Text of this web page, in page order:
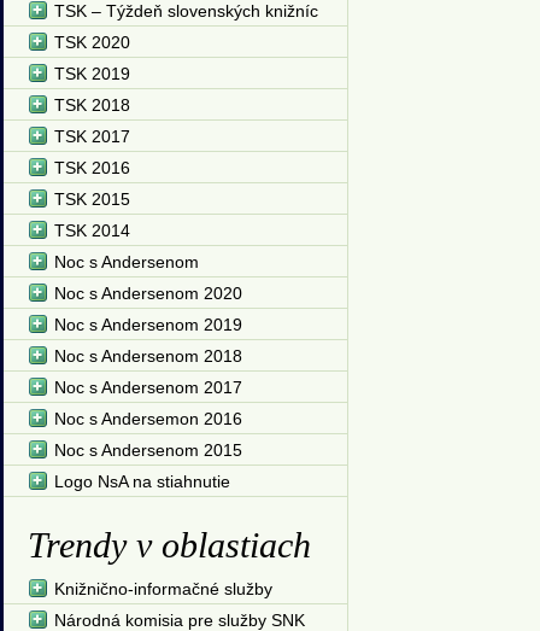
TSK – Týždeň slovenských knižníc
TSK 2020
TSK 2019
TSK 2018
TSK 2017
TSK 2016
TSK 2015
TSK 2014
Noc s Andersenom
Noc s Andersenom 2020
Noc s Andersenom 2019
Noc s Andersenom 2018
Noc s Andersenom 2017
Noc s Andersemon 2016
Noc s Andersenom 2015
Logo NsA na stiahnutie
Trendy v oblastiach
Knižnično-informačné služby
Národná komisia pre služby SNK